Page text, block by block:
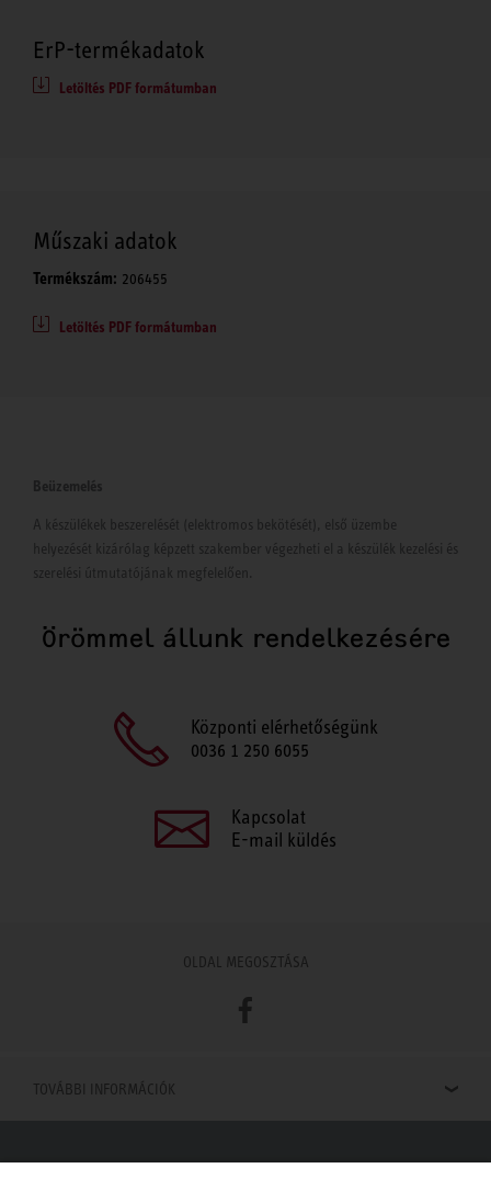
ErP-termékadatok
Letöltés PDF formátumban
Műszaki adatok
Termékszám: 206455
Letöltés PDF formátumban
Beüzemelés
A készülékek beszerelését (elektromos bekötését), első üzembe
helyezését kizárólag képzett szakember végezheti el a készülék kezelési és
szerelési útmutatójának megfelelően.
Örömmel állunk rendelkezésére
Központi elérhetőségünk
0036 1 250 6055
Kapcsolat
E-mail küldés
OLDAL MEGOSZTÁSA
Facebook
TOVÁBBI INFORMÁCIÓK